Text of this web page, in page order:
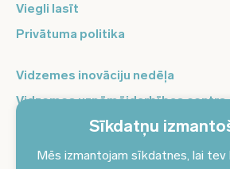
Sīkdatņu
Mēs izmantojam sīkdatnes, lai
Viegli lasīt
Privātuma politika
Vidzemes inovāciju nedēļa
Vidzemes uzņēmējdarbības centrs
Balso Vidzeme
Pierakstieties jaunumiem un saņemiet